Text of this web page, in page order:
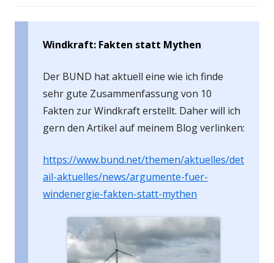
Windkraft: Fakten statt Mythen
Der BUND hat aktuell eine wie ich finde
sehr gute Zusammenfassung von 10
Fakten zur Windkraft erstellt. Daher will ich
gern den Artikel auf meinem Blog verlinken:
https://www.bund.net/themen/aktuelles/det
ail-aktuelles/news/argumente-fuer-
windenergie-fakten-statt-mythen